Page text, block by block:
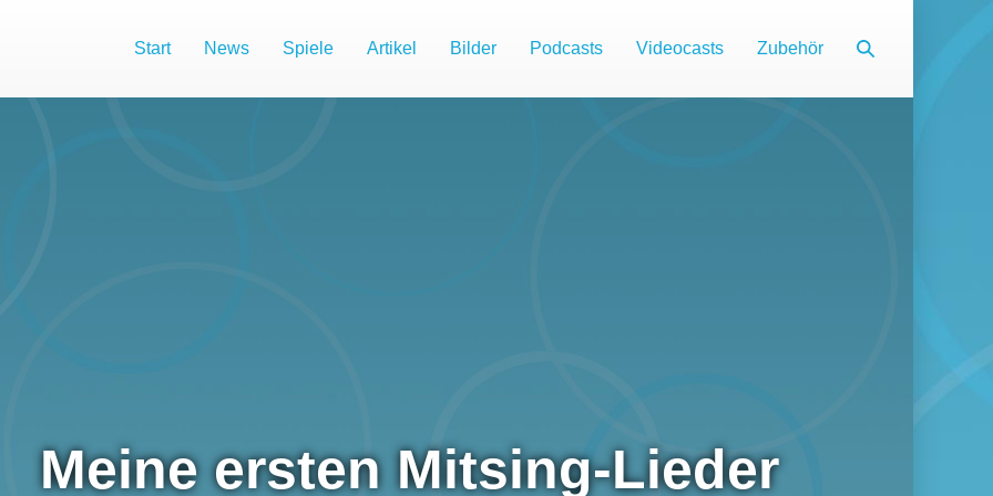
Start News Spiele Artikel Bilder Podcasts Videocasts Zubehör
Suche-
Meine ersten Mitsing-Lieder